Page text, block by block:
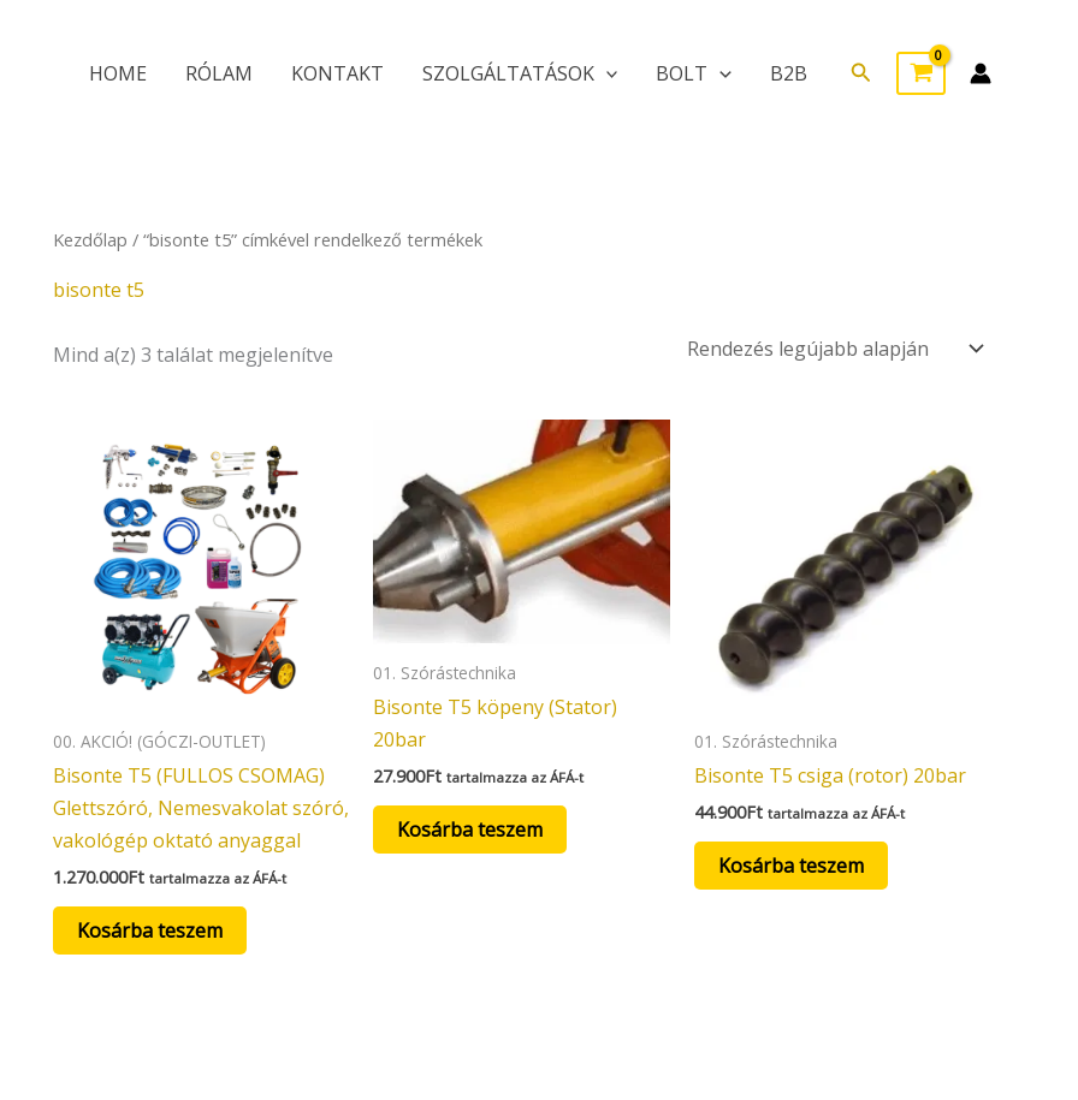
HOME RÓLAM KONTAKT SZOLGÁLTATÁSOK BOLT B2B Search
Kezdőlap / “bisonte t5” címkével rendelkező termékek
bisonte t5
Mind a(z) 3 találat megjelenítve
00. AKCIÓ! (GÓCZI-OUTLET)
Bisonte T5 (FULLOS CSOMAG)
Glettszóró, Nemesvakolat szóró,
vakológép oktató anyaggal
1.270.000Ft tartalmazza az ÁFÁ-t
Kosárba teszem
01. Szórástechnika
Bisonte T5 köpeny (Stator)
20bar
27.900Ft tartalmazza az ÁFÁ-t
Kosárba teszem
01. Szórástechnika
Bisonte T5 csiga (rotor) 20bar
44.900Ft tartalmazza az ÁFÁ-t
Kosárba teszem